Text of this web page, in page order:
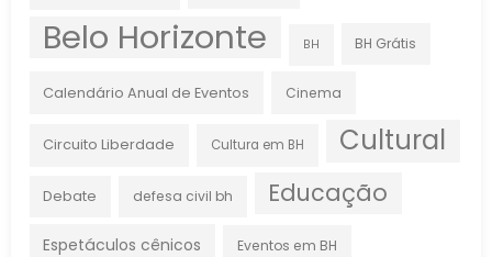
Belo Horizonte BH BH Grátis
Calendário Anual de Eventos Cinema
Circuito Liberdade Cultura em BH Cultural
Debate defesa civil bh Educação
Espetáculos cênicos Eventos em BH